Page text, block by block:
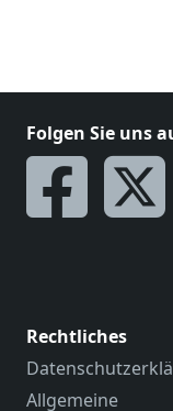
Folgen Sie uns
Rechtliches
Allgemeine